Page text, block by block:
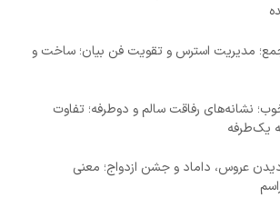
مدیریت استرس و تقویت فن بیان؛ ساخت و
نشانه‌های رفاقت سالم و دوطرفه؛ تفاوت
یک‌طرفه
عروس، داماد و جشن ازدواج؛ معنی